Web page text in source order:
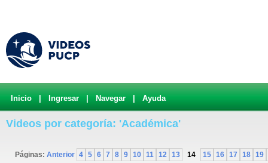
Inicio Ingresar Navegar Ayuda
Videos por categoría: 'Académica'
Páginas: Anterior 4 5 6 7 8 9 10 11 12 13 14 15 16 17 18 19